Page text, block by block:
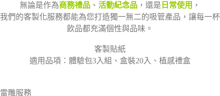
無論是作為商務禮品 、 活動紀念品 ，還是 日常使用 ，
我們的客製化服務都能為您打造獨一無二的吸管產品，讓每一杯
飲品都充滿個性與品味。
客製貼紙
適用品項：體驗包3入組、盒裝20入、植感禮盒
雷雕服務